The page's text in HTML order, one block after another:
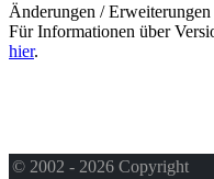
Änderungen /
Für Informationen über
hier.
© 2002 - 2026 Copyright